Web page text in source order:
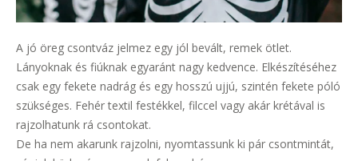
A jó öreg csontváz jelmez egy jól bevált, remek ötlet.
Lányoknak és fiúknak egyaránt nagy kedvence. Elkészítéséhez
csak egy fekete nadrág és egy hosszú ujjú, szintén fekete póló
szükséges. Fehér textil festékkel, filccel vagy akár krétával is
rajzolhatunk rá csontokat.
De ha nem akarunk rajzolni, nyomtassunk ki pár csontmintát,